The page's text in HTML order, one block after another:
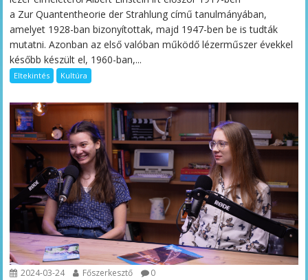
a Zur Quantentheorie der Strahlung című tanulmányában,
amelyet 1928-ban bizonyítottak, majd 1947-ben be is tudták
mutatni. Azonban az első valóban működő lézerműszer évekkel
később készült el, 1960-ban,...
Eltekintés Kultúra
2024-03-24 Főszerkesztő 0